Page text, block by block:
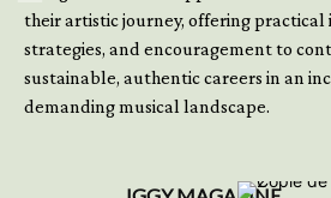
their artistic journey, offering practical
strategies, and encouragement to
sustainable, authentic careers in an
demanding musical landscape.